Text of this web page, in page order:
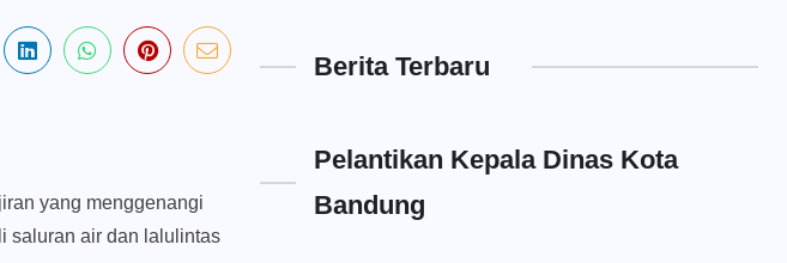
yang menggenangi
saluran air dan lalulintas
Berita Terbaru
Pelantikan Kepala Dinas Kota
Bandung